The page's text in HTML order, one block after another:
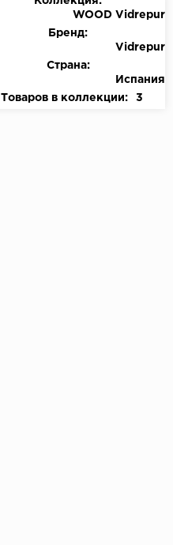
WOOD Vidrepur
Бренд:
Vidrepur
Страна:
Испания
Товаров в коллекции:
3